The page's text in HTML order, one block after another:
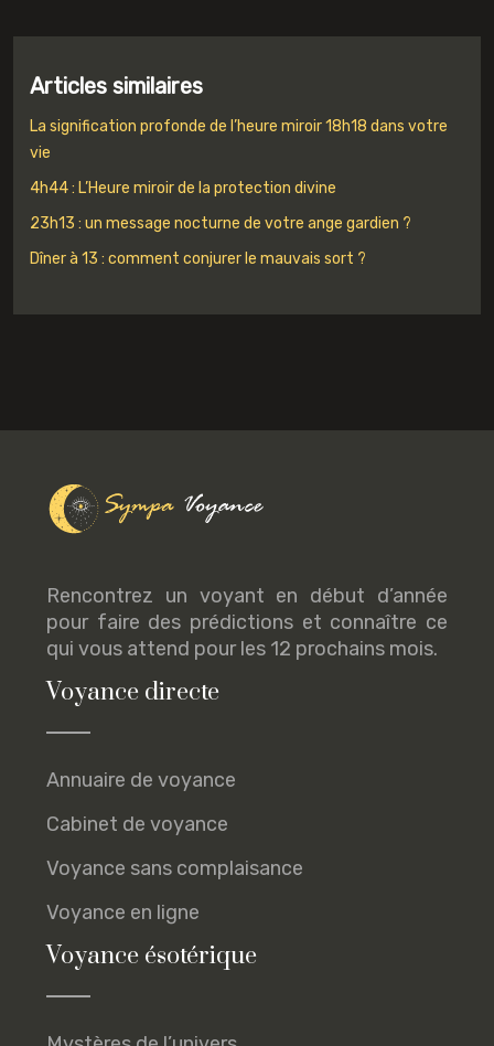
Articles similaires
La signification profonde de l’heure miroir 18h18 dans votre
vie
4h44 : L’Heure miroir de la protection divine
23h13 : un message nocturne de votre ange gardien ?
Dîner à 13 : comment conjurer le mauvais sort ?
Rencontrez un voyant en début d’année
pour faire des prédictions et connaître ce
qui vous attend pour les 12 prochains mois.
Voyance directe
Annuaire de voyance
Cabinet de voyance
Voyance sans complaisance
Voyance en ligne
Voyance ésotérique